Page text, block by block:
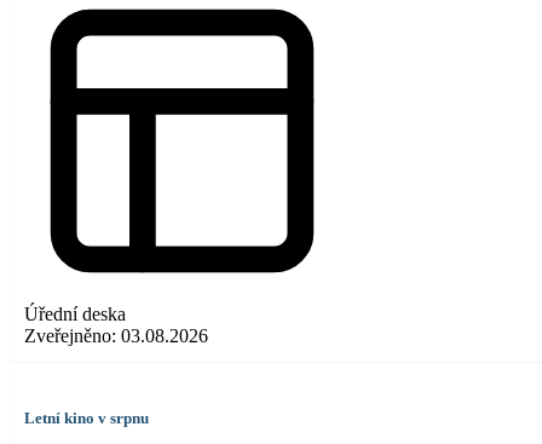
Úřední deska
Zveřejněno: 03.08.2026
Letní kino v srpnu